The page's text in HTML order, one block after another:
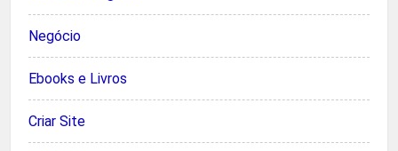
Negócio
Ebooks e Livros
Criar Site